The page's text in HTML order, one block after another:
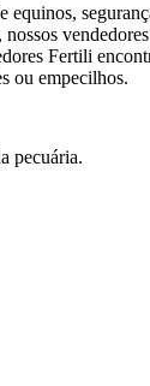
Fertili
ou empecilhos.
pecuária.